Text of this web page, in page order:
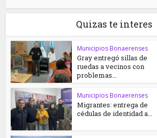
Quizas te interes
Municipios Bonaerenses
Gray entregó sillas de
ruedas a vecinos con
problemas...
Municipios Bonaerenses
Migrantes: entrega de
cédulas de identidad a...